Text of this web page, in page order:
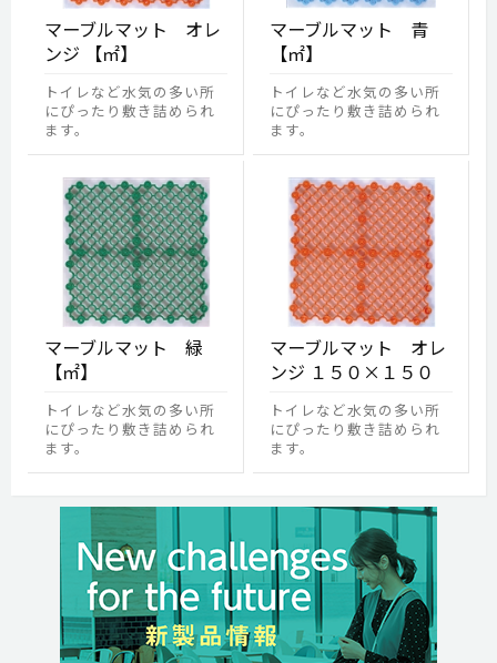
マーブルマット オレ
ンジ 【㎡】
トイレなど水気の多い所
にぴったり敷き詰められ
ます。
マーブルマット 青
【㎡】
トイレなど水気の多い所
にぴったり敷き詰められ
ます。
マーブルマット 緑
【㎡】
トイレなど水気の多い所
にぴったり敷き詰められ
ます。
マーブルマット オレ
ンジ １５０×１５０
トイレなど水気の多い所
にぴったり敷き詰められ
ます。